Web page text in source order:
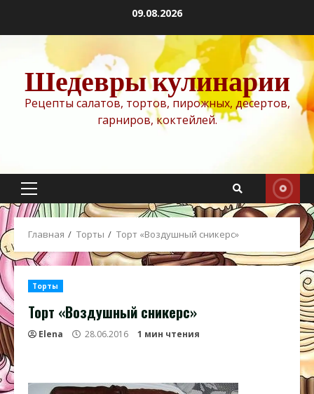
содержимому
09.08.2026
Шедевры кулинарии
Рецепты салатов, тортов, пирожных, десертов,
гарниров, коктейлей.
Основное
меню
Главная Торты Торт «Воздушный сникерс»
Торты
Торт «Воздушный сникерс»
Elena 28.06.2016 1 мин чтения